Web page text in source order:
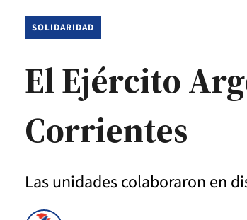
SOLIDARIDAD
El Ejército
Corrientes
Las unidades colaboraron en